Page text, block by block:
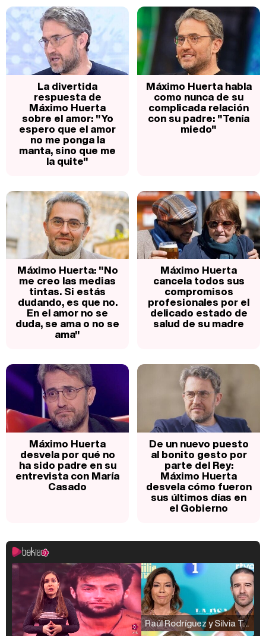
La divertida
respuesta de
Máximo Huerta
sobre el amor: "Yo
espero que el amor
no me ponga la
manta, sino que me
la quite"
Máximo Huerta habla
como nunca de su
complicada relación
con su padre: "Tenía
miedo"
Máximo Huerta: "No
me creo las medias
tintas. Si estás
dudando, es que no.
En el amor no se
duda, se ama o no se
ama"
Máximo Huerta
cancela todos sus
compromisos
profesionales por el
delicado estado de
salud de su madre
Máximo Huerta
desvela por qué no
ha sido padre en su
entrevista con María
Casado
De un nuevo puesto
al bonito gesto por
parte del Rey:
Máximo Huerta
desvela cómo fueron
sus últimos días en
el Gobierno
Raúl Rodríguez y Silvia Taulés nos cuentan su papel en 'La familia de la tele'